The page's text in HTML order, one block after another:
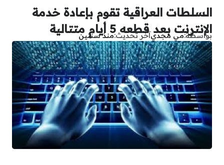
السلطات العراقية تقوم بإعادة خدمة
الإنترنت بعد قطعه 5 أيام متتالية
بواسطةمي مجديآخر تحديث منذ سنتين